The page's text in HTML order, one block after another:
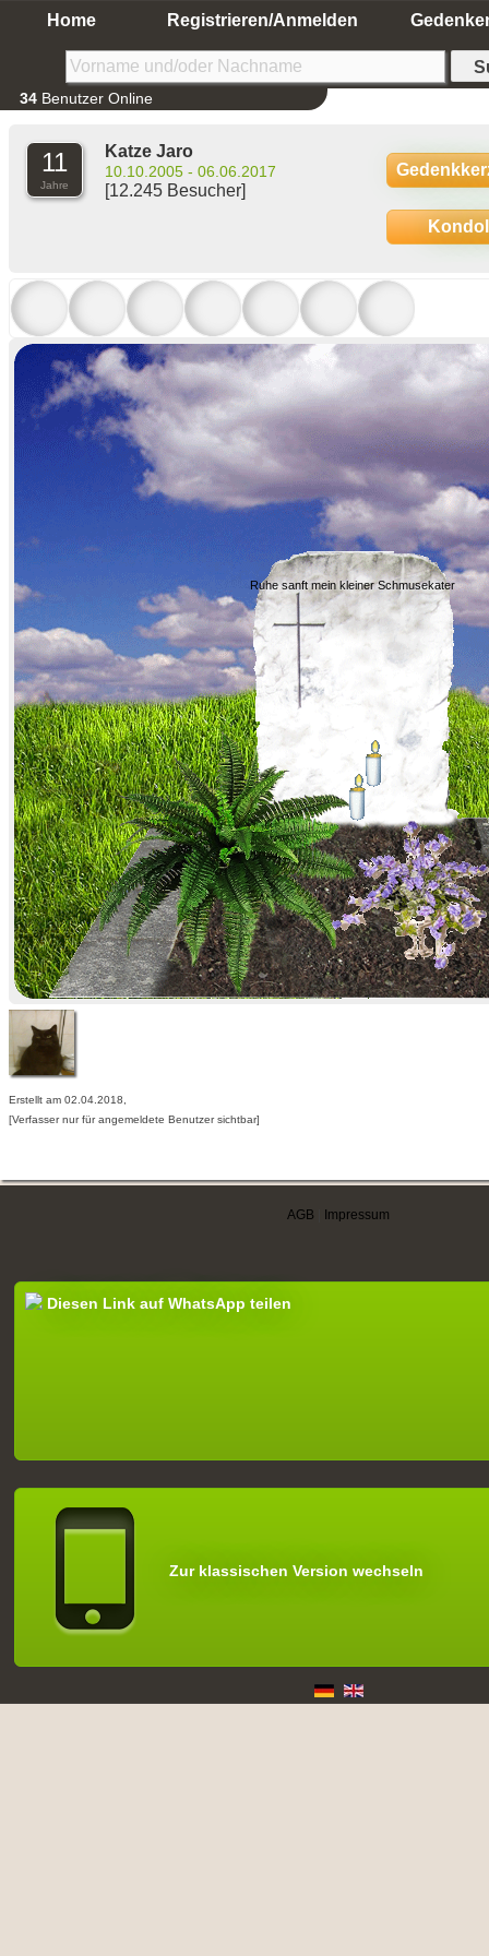
Home Registrieren/Anmelden
34 Benutzer Online
11
Jahre
Katze Jaro
10.10.2005 - 06.06.2017
[12.245 Besucher]
Ruhe sanft mein kleiner Schmusekater
Erstellt am 02.04.2018,
[Verfasser nur für angemeldete Benutzer sichtbar]
AGB Impressum
Diesen Link auf WhatsApp teilen
Zur klassischen Version wechseln